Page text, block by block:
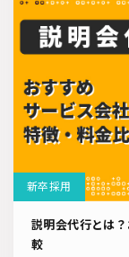
新卒採用
説明会代行とは
較